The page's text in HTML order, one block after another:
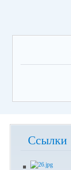
Ссылки